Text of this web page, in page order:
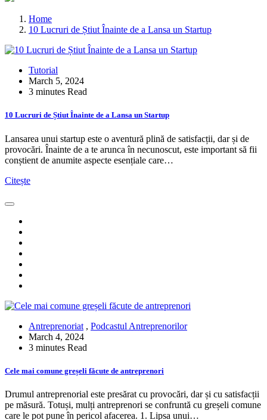
Home
10 Lucruri de Știut Înainte de a Lansa un Startup
Tutorial
March 5, 2024
3 minutes Read
10 Lucruri de Știut Înainte de a Lansa un Startup
Lansarea unui startup este o aventură plină de satisfacții, dar și de
provocări. Înainte de a te arunca în necunoscut, este important să fii
conștient de anumite aspecte esențiale care…
Citește
Antreprenoriat , Podcastul Antreprenorilor
March 4, 2024
3 minutes Read
Cele mai comune greșeli făcute de antreprenori
Drumul antreprenorial este presărat cu provocări, dar și cu satisfacții
pe măsură. Totuși, mulți antreprenori se confruntă cu greșeli comune
care le pot pune în pericol afacerea. 1. Lipsa unui…